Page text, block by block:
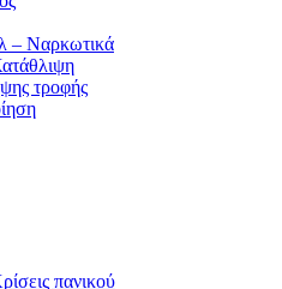
– Ναρκωτικά
τροφής
πανικού